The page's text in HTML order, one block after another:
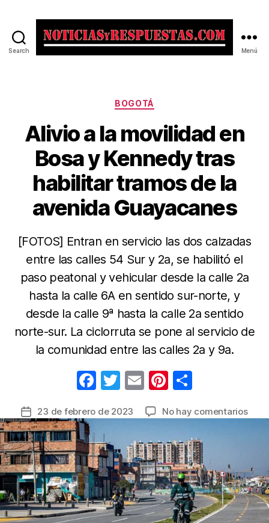
Search Menú
Categorías
BOGOTÁ
Alivio a la movilidad en
Bosa y Kennedy tras
habilitar tramos de la
avenida Guayacanes
[FOTOS] Entran en servicio las dos calzadas
entre las calles 54 Sur y 2a, se habilitó el
paso peatonal y vehicular desde la calle 2a
hasta la calle 6A en sentido sur-norte, y
desde la calle 9ª hasta la calle 2a sentido
norte-sur. La ciclorruta se pone al servicio de
la comunidad entre las calles 2a y 9a.
F
c
e
b
o
o
k
T
itt
er
E
ail
Pi
er
e
st
m
p
ar
tir
Fecha
de
la
entrada
23 de febrero de 2023 No hay comentariosen
en
Bosa
y